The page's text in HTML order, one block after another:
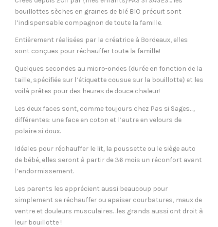
bouillottes sèches en graines de blé BIO précuit sont
l’indispensable compagnon de toute la famille.
Entièrement réalisées par la créatrice à Bordeaux, elles
sont conçues pour réchauffer toute la famille!
Quelques secondes au micro-ondes (durée en fonction de la
taille, spécifiée sur l’étiquette cousue sur la bouillotte) et les
voilà prêtes pour des heures de douce chaleur!
Les deux faces sont, comme toujours chez Pas si Sages…,
différentes: une face en coton et l’autre en velours de
polaire si doux.
Idéales pour réchauffer le lit, la poussette ou le siège auto
de bébé, elles seront à partir de 36 mois un réconfort avant
l’endormissement.
Les parents les apprécient aussi beaucoup pour
simplement se réchauffer ou apaiser courbatures, maux de
ventre et douleurs musculaires…les grands aussi ont droit à
leur bouillotte !